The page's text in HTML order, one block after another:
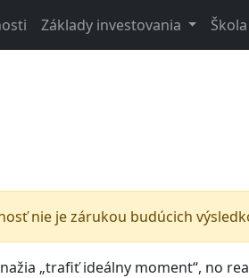
Základy investovania
nie je zárukou budúcich
„trafiť ideálny moment“, no